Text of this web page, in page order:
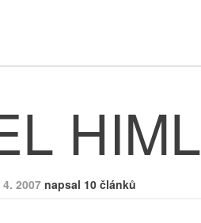
HIML
2007napsal 10 článků